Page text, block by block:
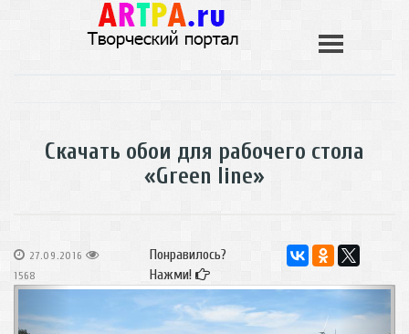
Скачать обои для рабочего стола
«Green line»
27.09.2016
1568
Понравилось?
Нажми!